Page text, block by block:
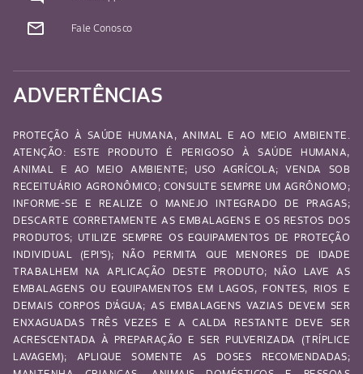
mail_outline Fale Conosco
ADVERTÊNCIAS
PROTEÇÃO À SAÚDE HUMANA, ANIMAL E AO MEIO AMBIENTE.
ATENÇÃO: ESTE PRODUTO É PERIGOSO À SAÚDE HUMANA,
ANIMAL E AO MEIO AMBIENTE; USO AGRÍCOLA; VENDA SOB
RECEITUÁRIO AGRONÔMICO; CONSULTE SEMPRE UM AGRÔNOMO;
INFORME-SE E REALIZE O MANEJO INTEGRADO DE PRAGAS;
DESCARTE CORRETAMENTE AS EMBALAGENS E OS RESTOS DOS
PRODUTOS; UTILIZE SEMPRE OS EQUIPAMENTOS DE PROTEÇÃO
INDIVIDUAL (EPI’S); NÃO PERMITA QUE MENORES DE IDADE
TRABALHEM NA APLICAÇÃO DESTE PRODUTO; NÃO LAVE AS
EMBALAGENS OU EQUIPAMENTOS EM LAGOS, FONTES, RIOS E
DEMAIS CORPOS D’ÁGUA; AS EMBALAGENS VAZIAS DEVEM SER
ENXAGUADAS TRÊS VEZES E A CALDA RESTANTE DEVE SER
ACRESCENTADA À PREPARAÇÃO E SER PULVERIZADA (TRÍPLICE
LAVAGEM); APLIQUE SOMENTE AS DOSES RECOMENDADAS;